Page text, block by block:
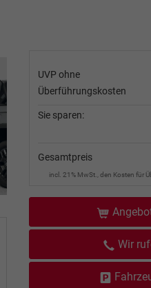
UVP ohne
Überführungskosten
Sie sparen:
Gesamtpreis
incl. 21% MwSt., den Kosten für
Wir